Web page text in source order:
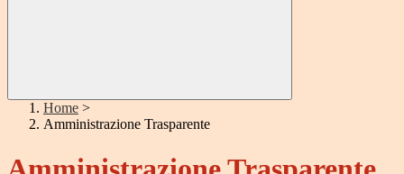
Home >
Amministrazione Trasparente